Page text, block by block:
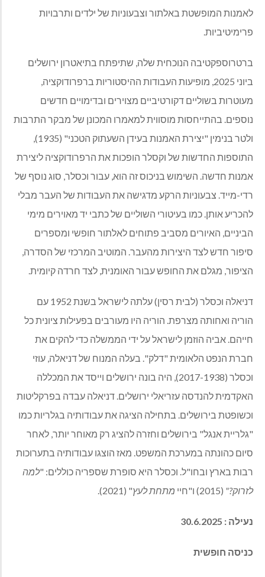
לאמנות המופשטת באלתור וצבעוניות של ילדים ותרבויות
פרימיטיביות.
ברטרוספקטיבה הנוכחית שלה, שתיפתח בתיאטרון ירושלים
ביוני 2025, מופיעות העבודות ההיסטוריות ברפרודוקציה,
מעוטרות בשוליים דקורטיביים מצוירים ובדימויים חדשים
נוספים. בהתייחסות מוסווית למאמרו המכונן של מבקר התרבות
ולטר בנימין "יצירת האמנות בעידן השעתוק הטכני" (1935),
התוספות החדשות של וקסלר הופכות את הרפרודוקציה ליצירת
אמנות חדשה. השימוש בניכוס זה הוא, עבור וכסלר, סוג נוסף של
רדי-מייד. צבעוניות הרקע מדגישה את העבודות של העבר מבלי
להכריע אותן. כמו בעיטורי השוליים של כתבי יד מאוירים מימי
הביניים, האיורים מסביב פתוחים לאלתור חופשי ומספרים
סיפור חדש לצד היצירות מהעבר. המוטיב המרכזי של הסדרה,
הציפור, מגלם את החופש עבור האומנית, לצד חרדה קיומית.
דניאלה וכסלר (לבית רסין) עלתה לישראל בשנת 1952 עם
הוריה ואחותה מצרפת. הוריה היו מעורבים בפעילות ציונית כל
חייהם. אביה הוזמן לישראל על ידי הממשלה כדי להקים את
חברת הנפט הלאומית "דלק". בעלה המנוח של דניאלה, עוזי
וכסלר (2017-1938), היה בונה ירושלים וייסד את המכללה
האקדמית להנדסה עזריאלי ירושלים. דניאלה עבדה בפרקליטות
וכשופטת בירושלים. בתחילה הציגה את עבודותיה בגלריות כמו
"גלריית אנגל" בירושלים וחזרה להציג רק מאוחר יותר, לאחר
סיום כהונתה במערכת המשפט. מאז הוצגו עבודותיה בתערוכות
רבות בארץ ובחו"ל. וכסלר היא סופרת שספריה כוללים: "למה
לזרוק?" (2015) ו"חיי מתחת לעץ" (2021).
נעילה : 30.6.2025
כניסה חופשית